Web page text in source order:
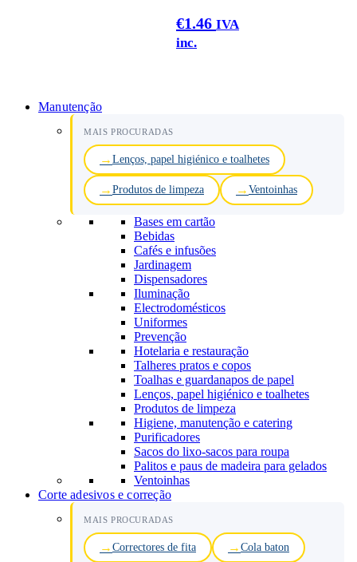
€1.46 IVA
inc.
Manutenção
MAIS PROCURADAS
Lenços, papel higiénico e toalhetes
Produtos de limpeza Ventoinhas
Bases em cartão
Bebidas
Cafés e infusões
Jardinagem
Dispensadores
Iluminação
Electrodomésticos
Uniformes
Prevenção
Hotelaria e restauração
Talheres pratos e copos
Toalhas e guardanapos de papel
Lenços, papel higiénico e toalhetes
Produtos de limpeza
Higiene, manutenção e catering
Purificadores
Sacos do lixo-sacos para roupa
Palitos e paus de madeira para gelados
Ventoinhas
Corte adesivos e correção
MAIS PROCURADAS
Correctores de fita Cola baton